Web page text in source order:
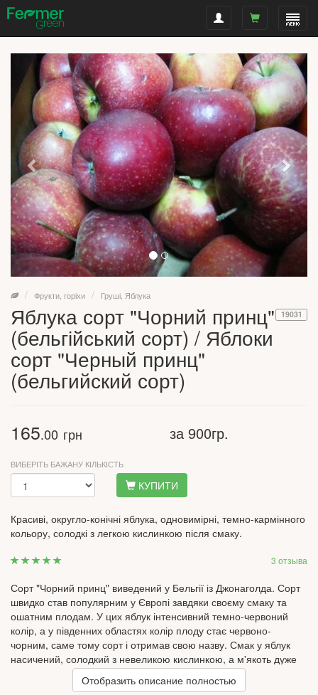
Фрукти, горіхи Груші, Яблука
19031
Яблука сорт "Чорний принц"
(бельгійський сорт) / Яблоки
сорт "Черный принц"
(бельгийский сорт)
165.00 грн за 900гр.
ВИБЕРІТЬ БАЖАНУ КІЛЬКІСТЬ
КУПИТИ
Красиві, округло-конічні яблука, одновимірні, темно-кармінного
кольору, солодкі з легкою кислинкою після смаку.
3 отзыва
Сорт "Чорний принц" виведений у Бельгії із Джонаголда. Сорт
швидко став популярним у Європі завдяки своєму смаку та
ошатним плодам. У цих яблук інтенсивний темно-червоний
колір, а у південних областях колір плоду стає червоно-
чорним, саме тому сорт і отримав свою назву. Смак у яблук
насичений, солодкий з невеликою кислинкою, а м'якоть дуже
соковита, хрумка і дрібнозерниста. Цей сорт хороший у
свіжому вигляді, у випічці, салатах та інших стравах.
Отобразить описание полностью